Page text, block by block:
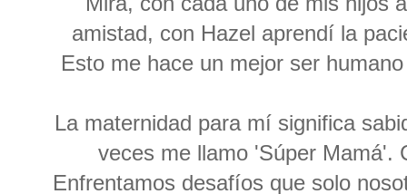
amistad, con Hazel aprendí la
Esto me hace un mejor ser
La maternidad para mí significa
veces me llamo 'Súper Mamá'.
Enfrentamos desafíos que solo